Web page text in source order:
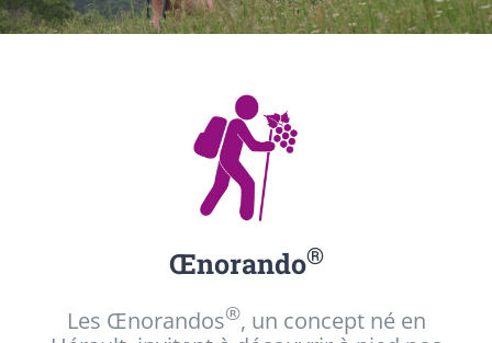
Œnorando®
Les Œnorandos®, un concept né en